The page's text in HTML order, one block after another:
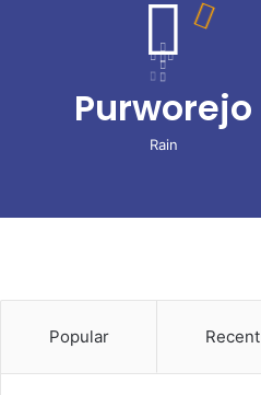
Purworejo
Rain
Popular Recent